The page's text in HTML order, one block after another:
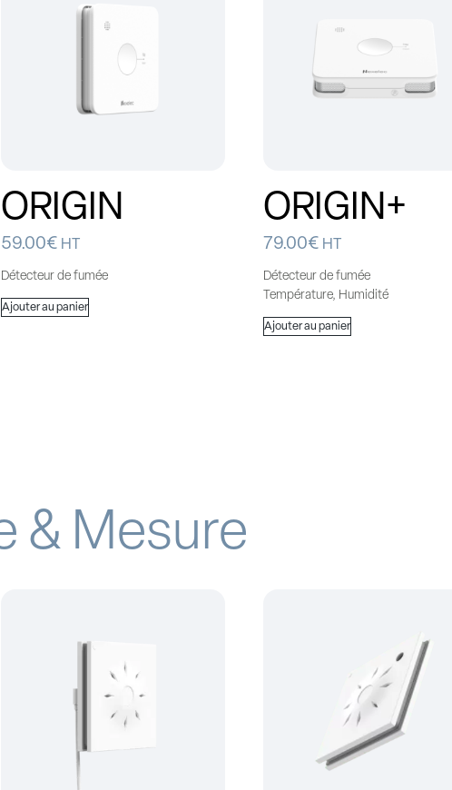
ORIGIN
59.00€ HT
Détecteur de fumée
Ajouter au panier
ORIGIN+
79.00€ HT
Détecteur de fumée
Température, Humidité
Ajouter au panier
& Mesure